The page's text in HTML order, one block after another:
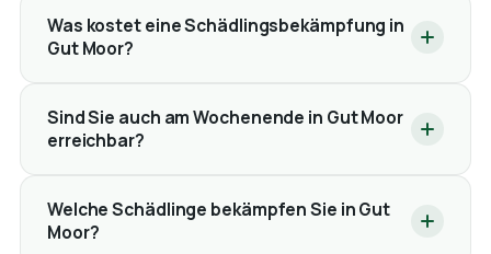
Was kostet eine Schädlingsbekämpfung in
Gut Moor?
Sind Sie auch am Wochenende in Gut Moor
erreichbar?
Welche Schädlinge bekämpfen Sie in Gut
Moor?